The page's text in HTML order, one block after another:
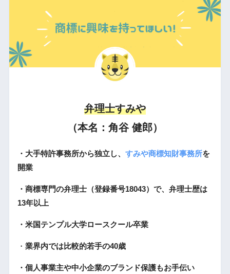
弁理士すみや
（本名：角谷 健郎）
・大手特許事務所から独立し、 すみや商標知財事務所を
開業
・商標専門の弁理士（登録番号18043）で、弁理士歴は
13年以上
・米国テンプル大学ロースクール卒業
・ 業界内では比較的若手の40歳
・個人事業主や中小企業のブランド保護もお手伝い